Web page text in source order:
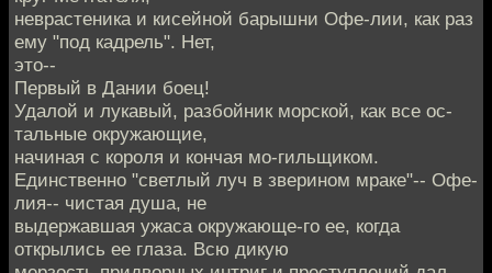
неврастеника и кисейной барышни Офе-лии, как раз
ему "под кадрель". Нет,
это--
Первый в Дании боец!
Удалой и лукавый, разбойник морской, как все ос-
тальные окружающие,
начиная с короля и кончая мо-гильщиком.
Единственно "светлый луч в зверином мраке"-- Офе-
лия-- чистая душа, не
выдержавшая ужаса окружающе-го ее, когда
открылись ее глаза. Всю дикую